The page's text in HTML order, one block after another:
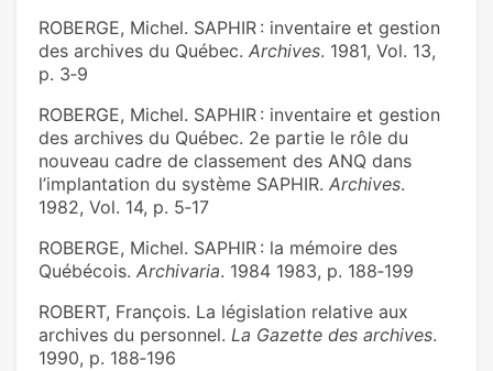
ROBERGE, Michel. SAPHIR : inventaire et gestion
des archives du Québec. Archives. 1981, Vol. 13,
p. 3‑9
ROBERGE, Michel. SAPHIR : inventaire et gestion
des archives du Québec. 2e partie le rôle du
nouveau cadre de classement des ANQ dans
l’implantation du système SAPHIR. Archives.
1982, Vol. 14, p. 5‑17
ROBERGE, Michel. SAPHIR : la mémoire des
Québécois. Archivaria. 1984 1983, p. 188‑199
ROBERT, François. La législation relative aux
archives du personnel. La Gazette des archives.
1990, p. 188‑196